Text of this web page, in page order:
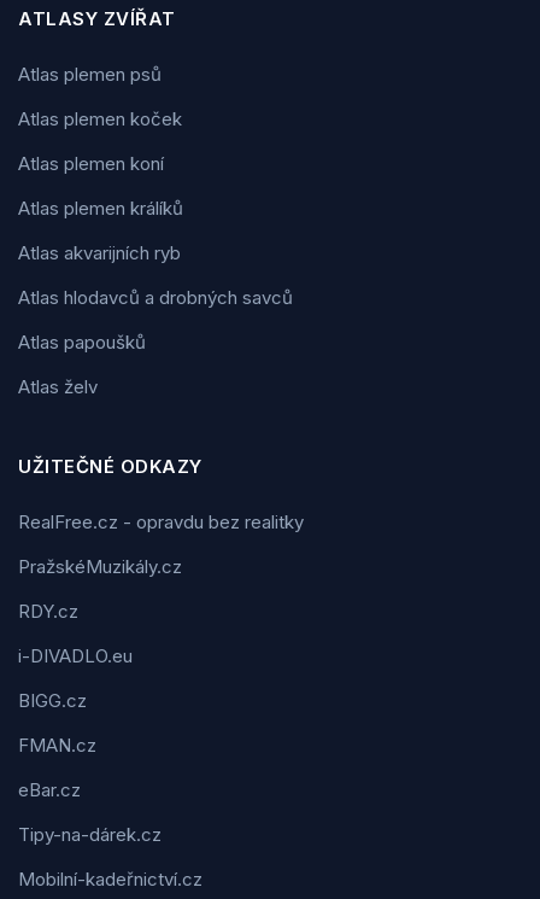
ATLASY ZVÍŘAT
Atlas plemen psů
Atlas plemen koček
Atlas plemen koní
Atlas plemen králíků
Atlas akvarijních ryb
Atlas hlodavců a drobných savců
Atlas papoušků
Atlas želv
UŽITEČNÉ ODKAZY
RealFree.cz - opravdu bez realitky
PražskéMuzikály.cz
RDY.cz
i-DIVADLO.eu
BIGG.cz
FMAN.cz
eBar.cz
Tipy-na-dárek.cz
Mobilní-kadeřnictví.cz